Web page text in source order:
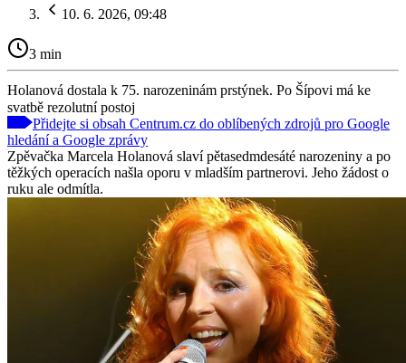
10. 6. 2026, 09:48
3 min
Holanová dostala k 75. narozeninám prstýnek. Po Šípovi má ke
svatbě rezolutní postoj
Přidejte si obsah Centrum.cz do oblíbených zdrojů pro Google
hledání a Google zprávy
Zpěvačka Marcela Holanová slaví pětasedmdesáté narozeniny a po
těžkých operacích našla oporu v mladším partnerovi. Jeho žádost o
ruku ale odmítla.